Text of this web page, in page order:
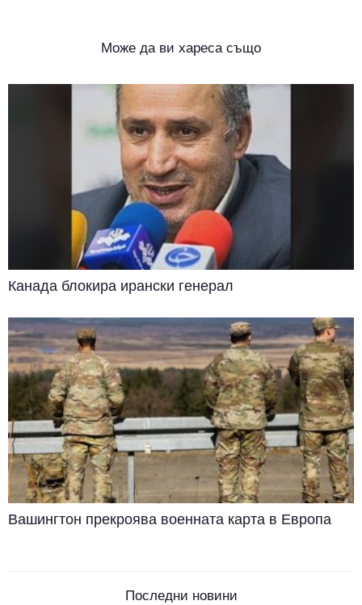
Може да ви хареса също
Канада блокира ирански генерал
Вашингтон прекроява военната карта в Европа
Последни новини